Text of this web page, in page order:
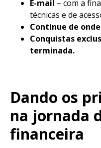
E-mail – com a
técnicas e de
Continue de
Conquistas
terminada.
Dando os
na jornada
financeira